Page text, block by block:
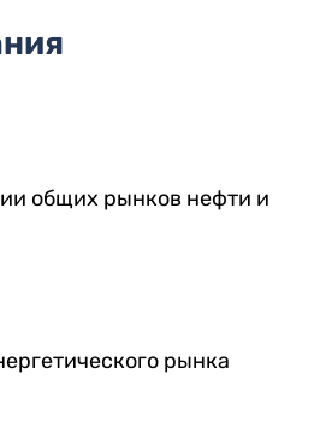
общих рынков нефти и
рынка